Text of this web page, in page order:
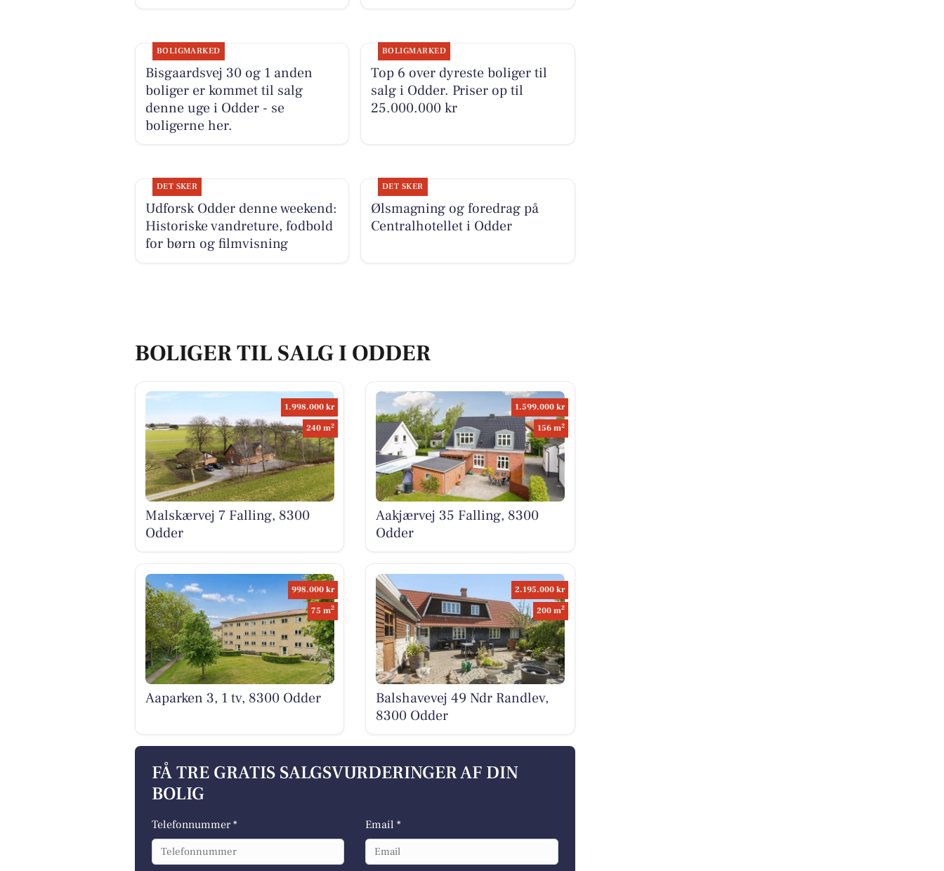
BOLIGMARKED
Bisgaardsvej 30 og 1 anden
boliger er kommet til salg
denne uge i Odder - se
boligerne her.
BOLIGMARKED
Top 6 over dyreste boliger til
salg i Odder. Priser op til
25.000.000 kr
DET SKER
Udforsk Odder denne weekend:
Historiske vandreture, fodbold
for børn og filmvisning
DET SKER
Ølsmagning og foredrag på
Centralhotellet i Odder
BOLIGER TIL SALG I ODDER
1.998.000 kr
240 m2
Malskærvej 7 Falling, 8300
Odder
1.599.000 kr
156 m2
Aakjærvej 35 Falling, 8300
Odder
998.000 kr
75 m2
Aaparken 3, 1 tv, 8300 Odder
2.195.000 kr
200 m2
Balshavevej 49 Ndr Randlev,
8300 Odder
FÅ TRE GRATIS SALGSVURDERINGER AF DIN
BOLIG
Telefonnummer * Email *